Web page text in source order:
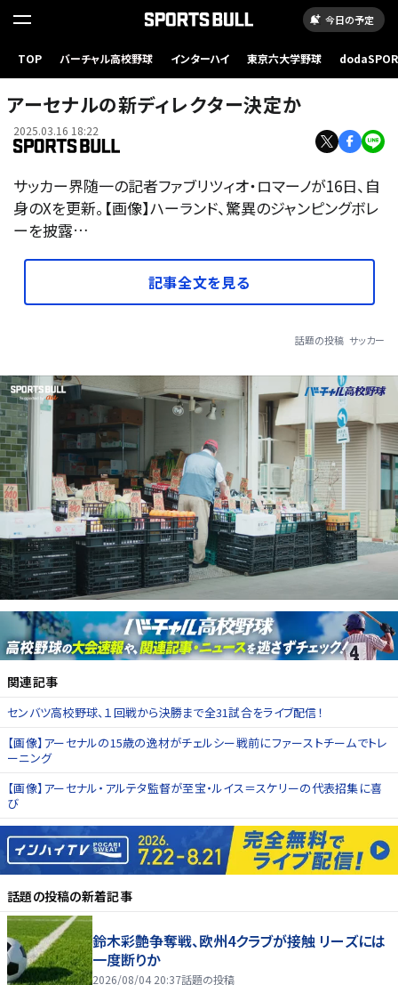
今日の予定
TOP バーチャル高校野球 インターハイ 東京六大学野球
アーセナルの新ディレクター決定か
2025.03.16 18:22
サッカー界随一の記者ファブリツィオ・ロマーノが16日、自
身のXを更新。【画像】ハーランド、驚異のジャンピングボレ
ーを披露…
記事全文を見る
話題の投稿 サッカー
関連記事
センバツ高校野球、１回戦から決勝まで全31試合をライブ配信！
【画像】アーセナルの15歳の逸材がチェルシー戦前にファーストチームでトレ
ーニング
【画像】アーセナル・アルテタ監督が至宝・ルイス＝スケリーの代表招集に喜
び
話題の投稿の新着記事
鈴木彩艶争奪戦、欧州4クラブが接触 リーズには
一度断りか
2026/08/04 20:37話題の投稿